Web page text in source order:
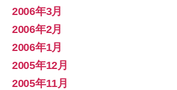
2006年3月
2006年2月
2006年1月
2005年12月
2005年11月